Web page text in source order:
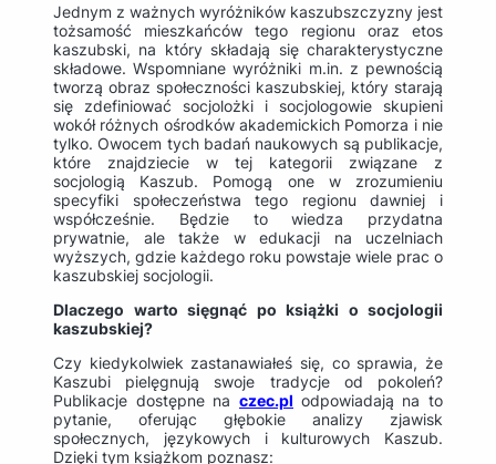
Jednym z ważnych wyróżników kaszubszczyzny jest
tożsamość mieszkańców tego regionu oraz etos
kaszubski, na który składają się charakterystyczne
składowe. Wspomniane wyróżniki m.in. z pewnością
tworzą obraz społeczności kaszubskiej, który starają
się zdefiniować socjolożki i socjologowie skupieni
wokół różnych ośrodków akademickich Pomorza i nie
tylko. Owocem tych badań naukowych są publikacje,
które znajdziecie w tej kategorii związane z
socjologią Kaszub. Pomogą one w zrozumieniu
specyfiki społeczeństwa tego regionu dawniej i
współcześnie. Będzie to wiedza przydatna
prywatnie, ale także w edukacji na uczelniach
wyższych, gdzie każdego roku powstaje wiele prac o
kaszubskiej socjologii.
Dlaczego warto sięgnąć po książki o socjologii
kaszubskiej?
Czy kiedykolwiek zastanawiałeś się, co sprawia, że
Kaszubi pielęgnują swoje tradycje od pokoleń?
Publikacje dostępne na czec.pl odpowiadają na to
pytanie, oferując głębokie analizy zjawisk
społecznych, językowych i kulturowych Kaszub.
Dzięki tym książkom poznasz: